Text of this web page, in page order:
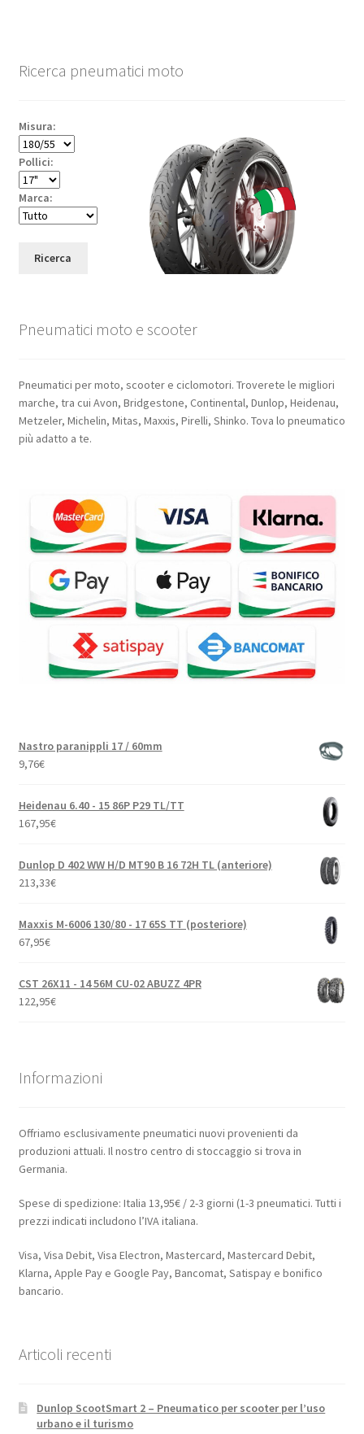
Ricerca pneumatici moto
Misura:
Pollici:
Marca:
Ricerca
Pneumatici moto e scooter
Pneumatici per moto, scooter e ciclomotori. Troverete le migliori
marche, tra cui Avon, Bridgestone, Continental, Dunlop, Heidenau,
Metzeler, Michelin, Mitas, Maxxis, Pirelli, Shinko. Tova lo pneumatico
più adatto a te.
Nastro paranippli 17 / 60mm
9,76€
Heidenau 6.40 - 15 86P P29 TL/TT
167,95€
Dunlop D 402 WW H/D MT90 B 16 72H TL (anteriore)
213,33€
Maxxis M-6006 130/80 - 17 65S TT (posteriore)
67,95€
CST 26X11 - 14 56M CU-02 ABUZZ 4PR
122,95€
Informazioni
Offriamo esclusivamente pneumatici nuovi provenienti da
produzioni attuali. Il nostro centro di stoccaggio si trova in
Germania.
Spese di spedizione: Italia 13,95€ / 2-3 giorni (1-3 pneumatici. Tutti i
prezzi indicati includono l’IVA italiana.
Visa, Visa Debit, Visa Electron, Mastercard, Mastercard Debit,
Klarna, Apple Pay e Google Pay, Bancomat, Satispay e bonifico
bancario.
Articoli recenti
Dunlop ScootSmart 2 – Pneumatico per scooter per l’uso
urbano e il turismo